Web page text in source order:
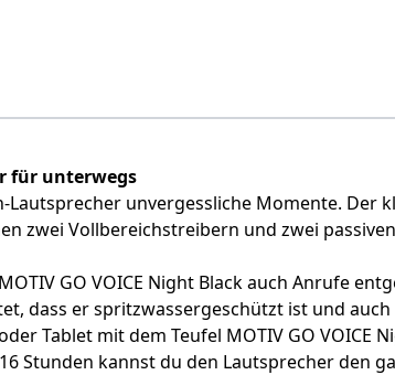
für unterwegs
Lautsprecher unvergessliche Momente.
zwei Vollbereichstreibern und zwei
GO VOICE Night Black auch Anrufe
dass er spritzwassergeschützt ist und
Tablet mit dem Teufel MOTIV GO VOICE
Stunden kannst du den Lautsprecher den